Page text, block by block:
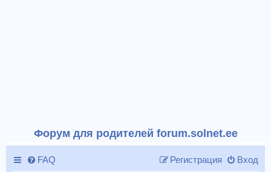
Форум для родителей forum.solnet.ee
FAQ Вход
Регистрация